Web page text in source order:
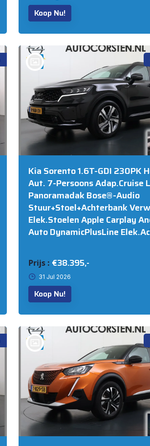
Koop Nu!
Kia Sorento 1.6T-GDI 230PK
Aut. 7-Persoons Adap.Cruise
Panoramadak Bose®-Audio
Stuur+Stoel+Achterbank
Elek.Stoelen Apple Carplay
Auto DynamicPlusLine
Prijs : €38.395,-
31 Jul 2026
Koop Nu!